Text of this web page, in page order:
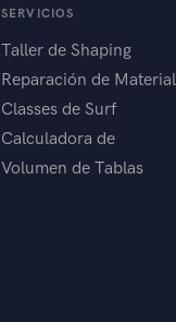
SERVICIOS
Taller de Shaping
Reparación de Material
Classes de Surf
Calculadora de
Volumen de Tablas